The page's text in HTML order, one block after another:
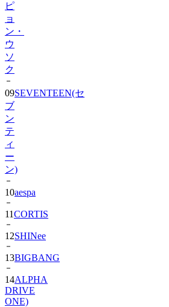
ピ
ョ
ン・
ウ
ソ
ク
09SEVENTEEN(セ
ブ
ン
テ
ィ
ー
ン)
10aespa
11CORTIS
12SHINee
13BIGBANG
14ALPHA
DRIVE
ONE)